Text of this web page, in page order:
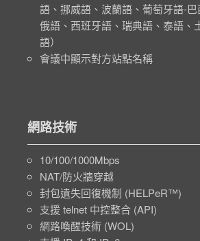
語、挪威語、波蘭語、葡萄牙語-巴
俄語、西班牙語、瑞典語、泰語、
語）
會議中顯示對方站點名稱
網路技術
10/100/1000Mbps
NAT/防火牆穿越
封包遺失回復機制 (HELPeR™)
支援 telnet 中控整合 (API)
網路喚醒技術 (WOL)